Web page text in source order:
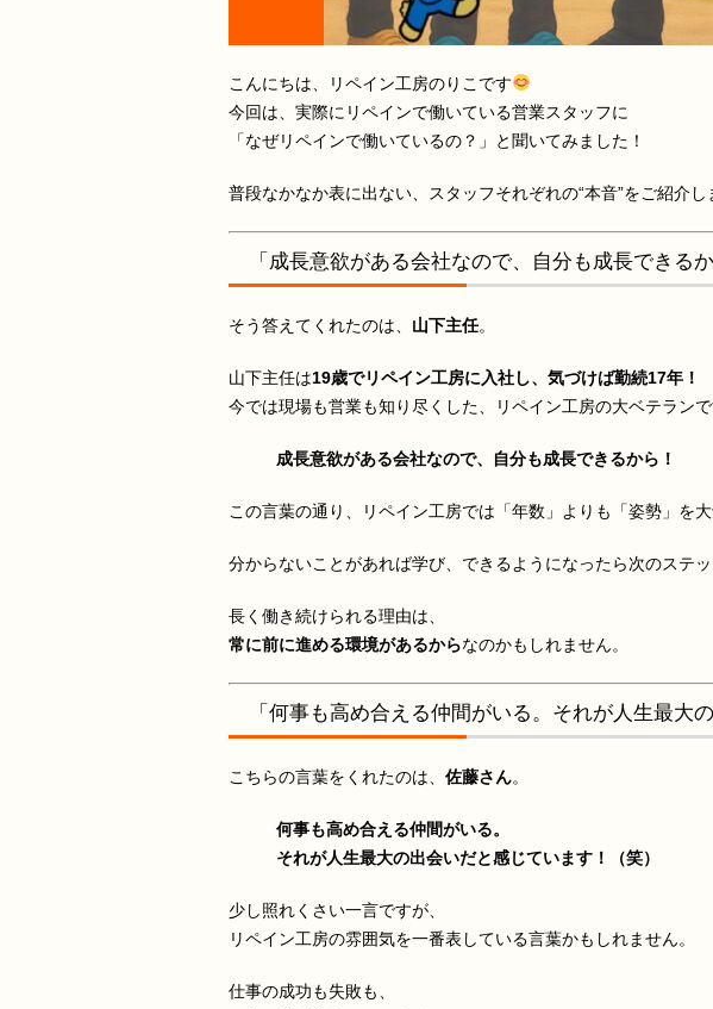
こんにちは、リペイン工房のりこです
今回は、実際にリペインで働いている営業スタッフに
「なぜリペインで働いているの？」と聞いてみました！
普段なかなか表に出ない、スタッフそれぞれの“本音”をご紹介し
「成長意欲がある会社なので、自分も成長できるか
そう答えてくれたのは、 山下主任。
山下主任は19歳でリペイン工房に入社し、気づけば勤続17年！
今では現場も営業も知り尽くした、リペイン工房の大ベテランで
成長意欲がある会社なので、自分も成長できるから！
この言葉の通り、リペイン工房では「年数」よりも「姿勢」を大
分からないことがあれば学び、できるようになったら次のステッ
長く働き続けられる理由は、
常に前に進める環境があるからなのかもしれません。
「何事も高め合える仲間がいる。それが人生最大の
こちらの言葉をくれたのは、 佐藤さん。
何事も高め合える仲間がいる。
それが人生最大の出会いだと感じています！（笑）
少し照れくさい一言ですが、
リペイン工房の雰囲気を一番表している言葉かもしれません。
仕事の成功も失敗も、